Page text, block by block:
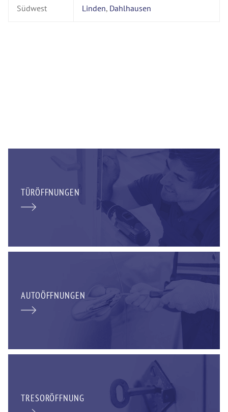
Südwest
Linden, Dahlhausen
TÜRÖFFNUNGEN
AUTOÖFFNUNGEN
TRESORÖFFNUNG